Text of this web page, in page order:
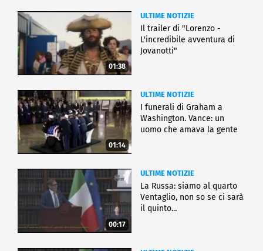
01:38
ULTIME NOTIZIE
Il trailer di "Lorenzo -
L'incredibile avventura di
Jovanotti"
01:14
ULTIME NOTIZIE
I funerali di Graham a
Washington. Vance: un
uomo che amava la gente
00:17
ULTIME NOTIZIE
La Russa: siamo al quarto
Ventaglio, non so se ci sarà
il quinto...